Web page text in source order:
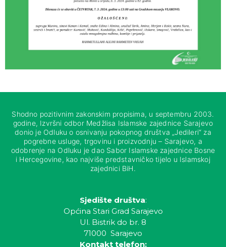
Shodno pozitivnim zakonskim propisima, u septembru 2003.
godine, Izvršni odbor Medžlisa Islamske zajednice Sarajevo
donio je Odluku o osnivanju pokopnog društva „Jedileri“ za
pogrebne usluge, trgovinu i proizvodnju – Sarajevo, a
odobrenje na Odluku je dao Sabor Islamske zajednice Bosne
i Hercegovine, kao najviše predstavničko tijelo u Islamskoj
zajednici BiH.
Sjedište društva:
Općina Stari Grad Sarajevo
Ul. Bistrik do br. 8
71000 Sarajevo
Kontakt telefon: